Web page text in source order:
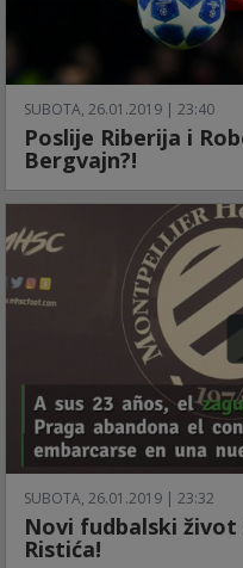
SUBOTA, 26.01.2019 | 23:40
Poslije Riberija i
Bergvajn?!
SUBOTA, 26.01.2019 | 23:32
Novi fudbalski život
Ristića!